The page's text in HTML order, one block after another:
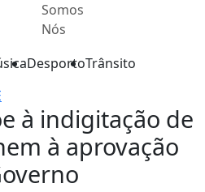
Somos
Nós
DesportoTrânsito
à indigitação de
à aprovação